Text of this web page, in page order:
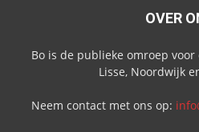
OVER
Bo is de publieke omroep
Lisse, Noordwijk
Neem contact met ons op: